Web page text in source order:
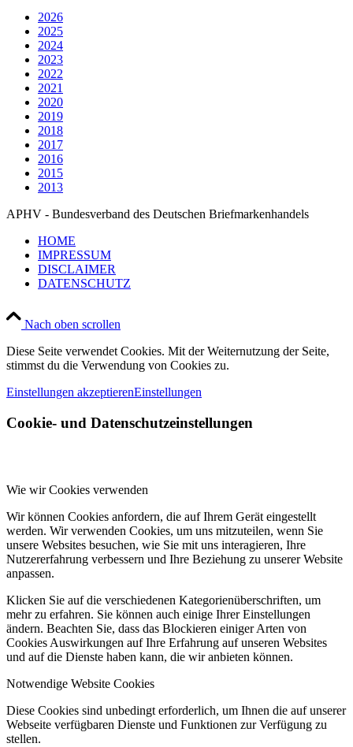
2026
2025
2024
2023
2022
2021
2020
2019
2018
2017
2016
2015
2013
APHV - Bundesverband des Deutschen Briefmarkenhandels
HOME
IMPRESSUM
DISCLAIMER
DATENSCHUTZ
Nach oben scrollen
Diese Seite verwendet Cookies. Mit der Weiternutzung der Seite,
stimmst du die Verwendung von Cookies zu.
Einstellungen akzeptierenEinstellungen
Cookie- und Datenschutzeinstellungen
Wie wir Cookies verwenden
Wir können Cookies anfordern, die auf Ihrem Gerät eingestellt
werden. Wir verwenden Cookies, um uns mitzuteilen, wenn Sie
unsere Websites besuchen, wie Sie mit uns interagieren, Ihre
Nutzererfahrung verbessern und Ihre Beziehung zu unserer Website
anpassen.
Klicken Sie auf die verschiedenen Kategorienüberschriften, um
mehr zu erfahren. Sie können auch einige Ihrer Einstellungen
ändern. Beachten Sie, dass das Blockieren einiger Arten von
Cookies Auswirkungen auf Ihre Erfahrung auf unseren Websites
und auf die Dienste haben kann, die wir anbieten können.
Notwendige Website Cookies
Diese Cookies sind unbedingt erforderlich, um Ihnen die auf unserer
Webseite verfügbaren Dienste und Funktionen zur Verfügung zu
stellen.